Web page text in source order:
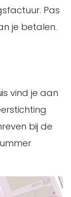
Pas
je betalen.
vind je aan
bij de